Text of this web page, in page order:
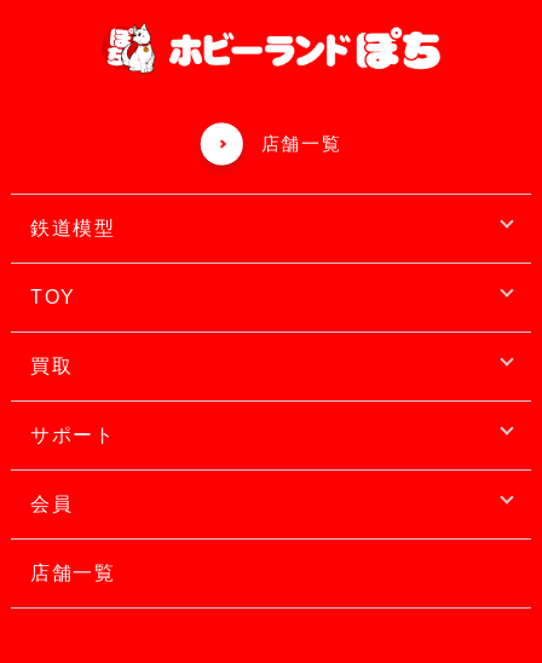
店舗一覧
鉄道模型
TOY
買取
サポート
会員
店舗一覧